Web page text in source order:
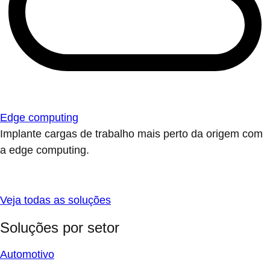
Edge computing
Implante cargas de trabalho mais perto da origem com
a edge computing.
Veja todas as soluções
Soluções por setor
Automotivo